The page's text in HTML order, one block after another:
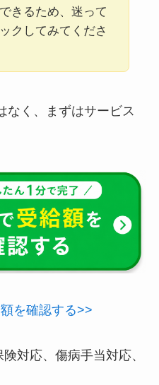
きるため、迷って
クしてみてくださ
く、まずはサービス
を確認する>>
対応、傷病手当対応、